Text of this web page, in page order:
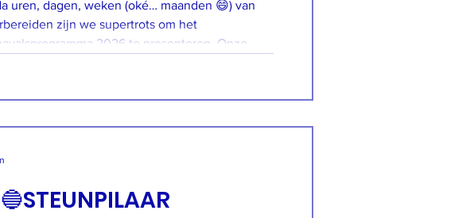
uren, dagen, weken (oké… maanden 😄) van
zijn we supertrots om het
2026 te presenteren. Onze
Esch kan meefeesten en genieten! 🍻🎶🕺💃 ❓ Wan